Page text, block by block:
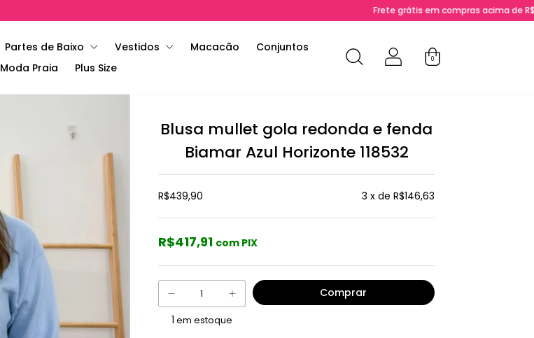
Frete grátis em compras acima de R$ 200 para
Partes de Baixo Vestidos Macacão
Conjuntos
Moda Praia
Plus Size
0
Blusa mullet gola redonda e fenda
Biamar Azul Horizonte 118532
R$439,90 3 x de R$146,63
R$417,91 com PIX
1 em estoque